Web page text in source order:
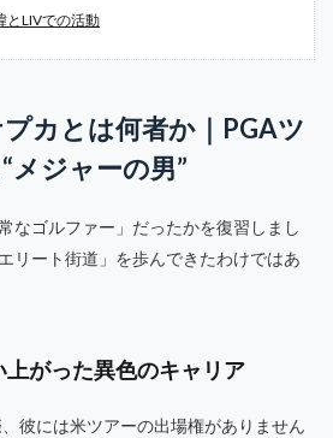
とLIVでの活動
カとは何者か｜PGAツ
メジャーの男”
なゴルファー」だったかを復習しまし
リート街道」を歩んできたわけではあ
がった異色のキャリア
彼には米ツアーの出場権がありません